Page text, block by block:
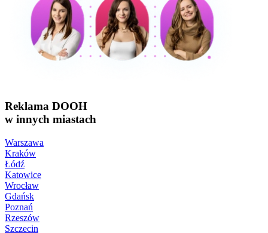
Reklama DOOH
w innych miastach
Warszawa
Kraków
Łódź
Katowice
Wrocław
Gdańsk
Poznań
Rzeszów
Szczecin